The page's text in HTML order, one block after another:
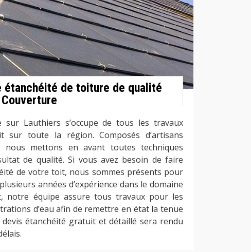
étanchéité de toiture de qualité
sur Lauthiers s’occupe de tous les travaux
sur toute la région. Composés d’artisans
nous mettons en avant toutes techniques
de qualité. Si vous avez besoin de faire
de votre toit, nous sommes présents pour
années d’expérience dans le domaine
notre équipe assure tous travaux pour les
d’eau afin de remettre en état la tenue
étanchéité gratuit et détaillé sera rendu